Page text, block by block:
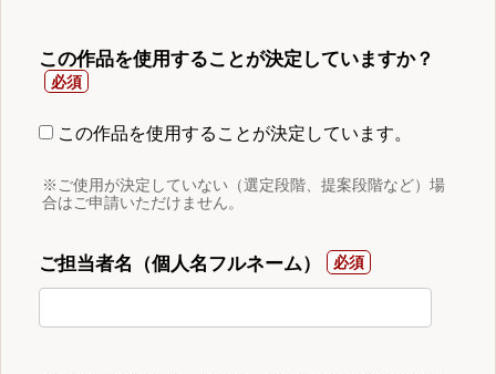
この作品を使用することが決定していますか？
この作品を使用することが決定しています。
※ご使用が決定していない（選定段階、提案段階など）場
合はご申請いただけません。
ご担当者名（個人名フルネーム）